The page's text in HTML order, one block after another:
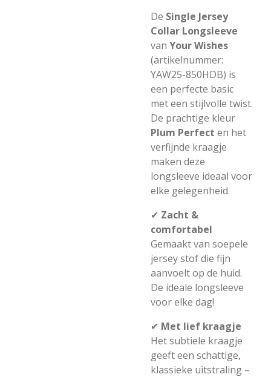
De Single Jersey
Collar Longsleeve
van Your Wishes
(artikelnummer:
YAW25-850HDB) is
een perfecte basic
met een stijlvolle twist.
De prachtige kleur
Plum Perfect en het
verfijnde kraagje
maken deze
longsleeve ideaal voor
elke gelegenheid.
✔ Zacht &
comfortabel
Gemaakt van soepele
jersey stof die fijn
aanvoelt op de huid.
De ideale longsleeve
voor elke dag!
✔ Met lief kraagje
Het subtiele kraagje
geeft een schattige,
klassieke uitstraling –